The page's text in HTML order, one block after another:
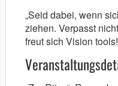
„Seid dabei, wenn
ziehen. Verpasst
freut sich Vision tools!